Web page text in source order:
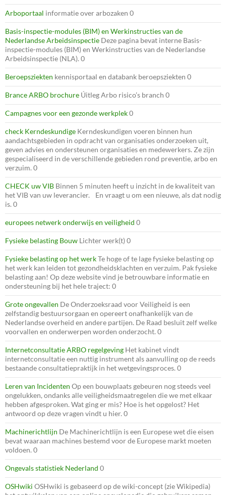
Arboportaal informatie over arbozaken 0
Basis-inspectie-modules (BIM) en Werkinstructies van de
Nederlandse Arbeidsinspectie Deze pagina bevat interne Basis-
inspectie-modules (BIM) en Werkinstructies van de Nederlandse
Arbeidsinspectie (NLA). 0
Beroepsziekten kennisportaal en databank beroepsziekten 0
Brance ARBO brochure Úitleg Arbo risico’s branch 0
Campagnes voor een gezonde werkplek0
check Kerndeskundige Kerndeskundigen voeren binnen hun
aandachtsgebieden in opdracht van organisaties onderzoeken uit,
geven advies en ondersteunen organisaties en medewerkers. Ze zijn
gespecialiseerd in de verschillende gebieden rond preventie, arbo en
verzuim. 0
CHECK uw VIB Binnen 5 minuten heeft u inzicht in de kwaliteit van
het VIB van uw leverancier. En vraagt u om een nieuwe, als dat nodig
is. 0
europees netwerk onderwijs en veiligheid 0
Fysieke belasting Bouw Lichter werk(t) 0
Fysieke belasting op het werkTe hoge of te lage fysieke belasting op
het werk kan leiden tot gezondheidsklachten en verzuim. Pak fysieke
belasting aan! Op deze website vind je betrouwbare informatie en
ondersteuning bij het hele traject: 0
Grote ongevallen De Onderzoeksraad voor Veiligheid is een
zelfstandig bestuursorgaan en opereert onafhankelijk van de
Nederlandse overheid en andere partijen. De Raad besluit zelf welke
voorvallen en onderwerpen worden onderzocht. 0
Internetconsultatie ARBO regelgeving Het kabinet vindt
internetconsultatie een nuttig instrument als aanvulling op de reeds
bestaande consultatiepraktijk in het wetgevingsproces. 0
Leren van Incidenten Op een bouwplaats gebeuren nog steeds veel
ongelukken, ondanks alle veiligheidsmaatregelen die we met elkaar
hebben afgesproken. Wat ging er mis? Hoe is het opgelost? Het
antwoord op deze vragen vindt u hier. 0
Machinerichtlijn De Machinerichtlijn is een Europese wet die eisen
bevat waaraan machines bestemd voor de Europese markt moeten
voldoen. 0
Ongevals statistiek Nederland 0
OSHwiki OSHwiki is gebaseerd op de wiki-concept (zie Wikipedia)